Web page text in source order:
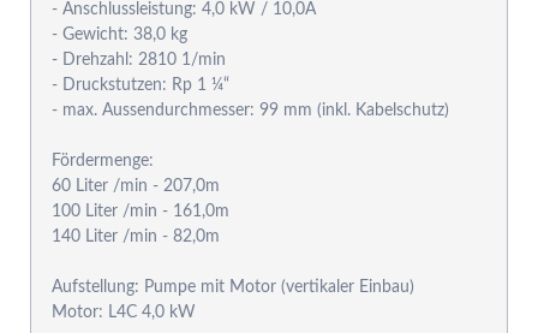
- Anschlussleistung: 4,0 kW / 10,0A
- Gewicht: 38,0 kg
- Drehzahl: 2810 1/min
- Druckstutzen: Rp 1 ¼“
- max. Aussendurchmesser: 99 mm (inkl. Kabelschutz)
Fördermenge:
60 Liter /min - 207,0m
100 Liter /min - 161,0m
140 Liter /min - 82,0m
Aufstellung: Pumpe mit Motor (vertikaler Einbau)
Motor: L4C 4,0 kW